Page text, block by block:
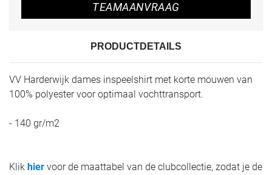
TEAMAANVRAAG
PRODUCTDETAILS
VV Harderwijk dames inspeelshirt met korte mouwen van
100% polyester voor optimaal vochttransport.
- 140 gr/m2
Klik hier voor de maattabel van de clubcollectie, zodat je de